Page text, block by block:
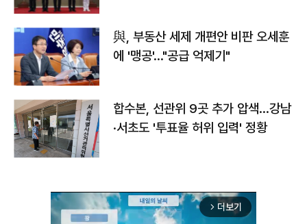
與, 부동산 세제 개편안 비판 오세훈
에 '맹공'…"공급 억제기"
합수본, 선관위 9곳 추가 압색…강남
·서초도 '투표율 허위 입력' 정황
arrow_forward_ios 더보기